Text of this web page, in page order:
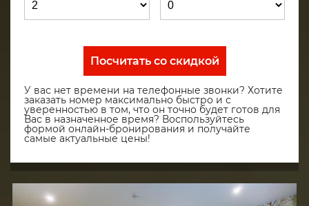
Посчитать со скидкой
У вас нет времени на телефонные звонки? Хотите
заказать номер максимально быстро и с
уверенностью в том, что он точно будет готов для
Вас в назначенное время? Воспользуйтесь
формой онлайн-бронирования и получайте
самые актуальные цены!